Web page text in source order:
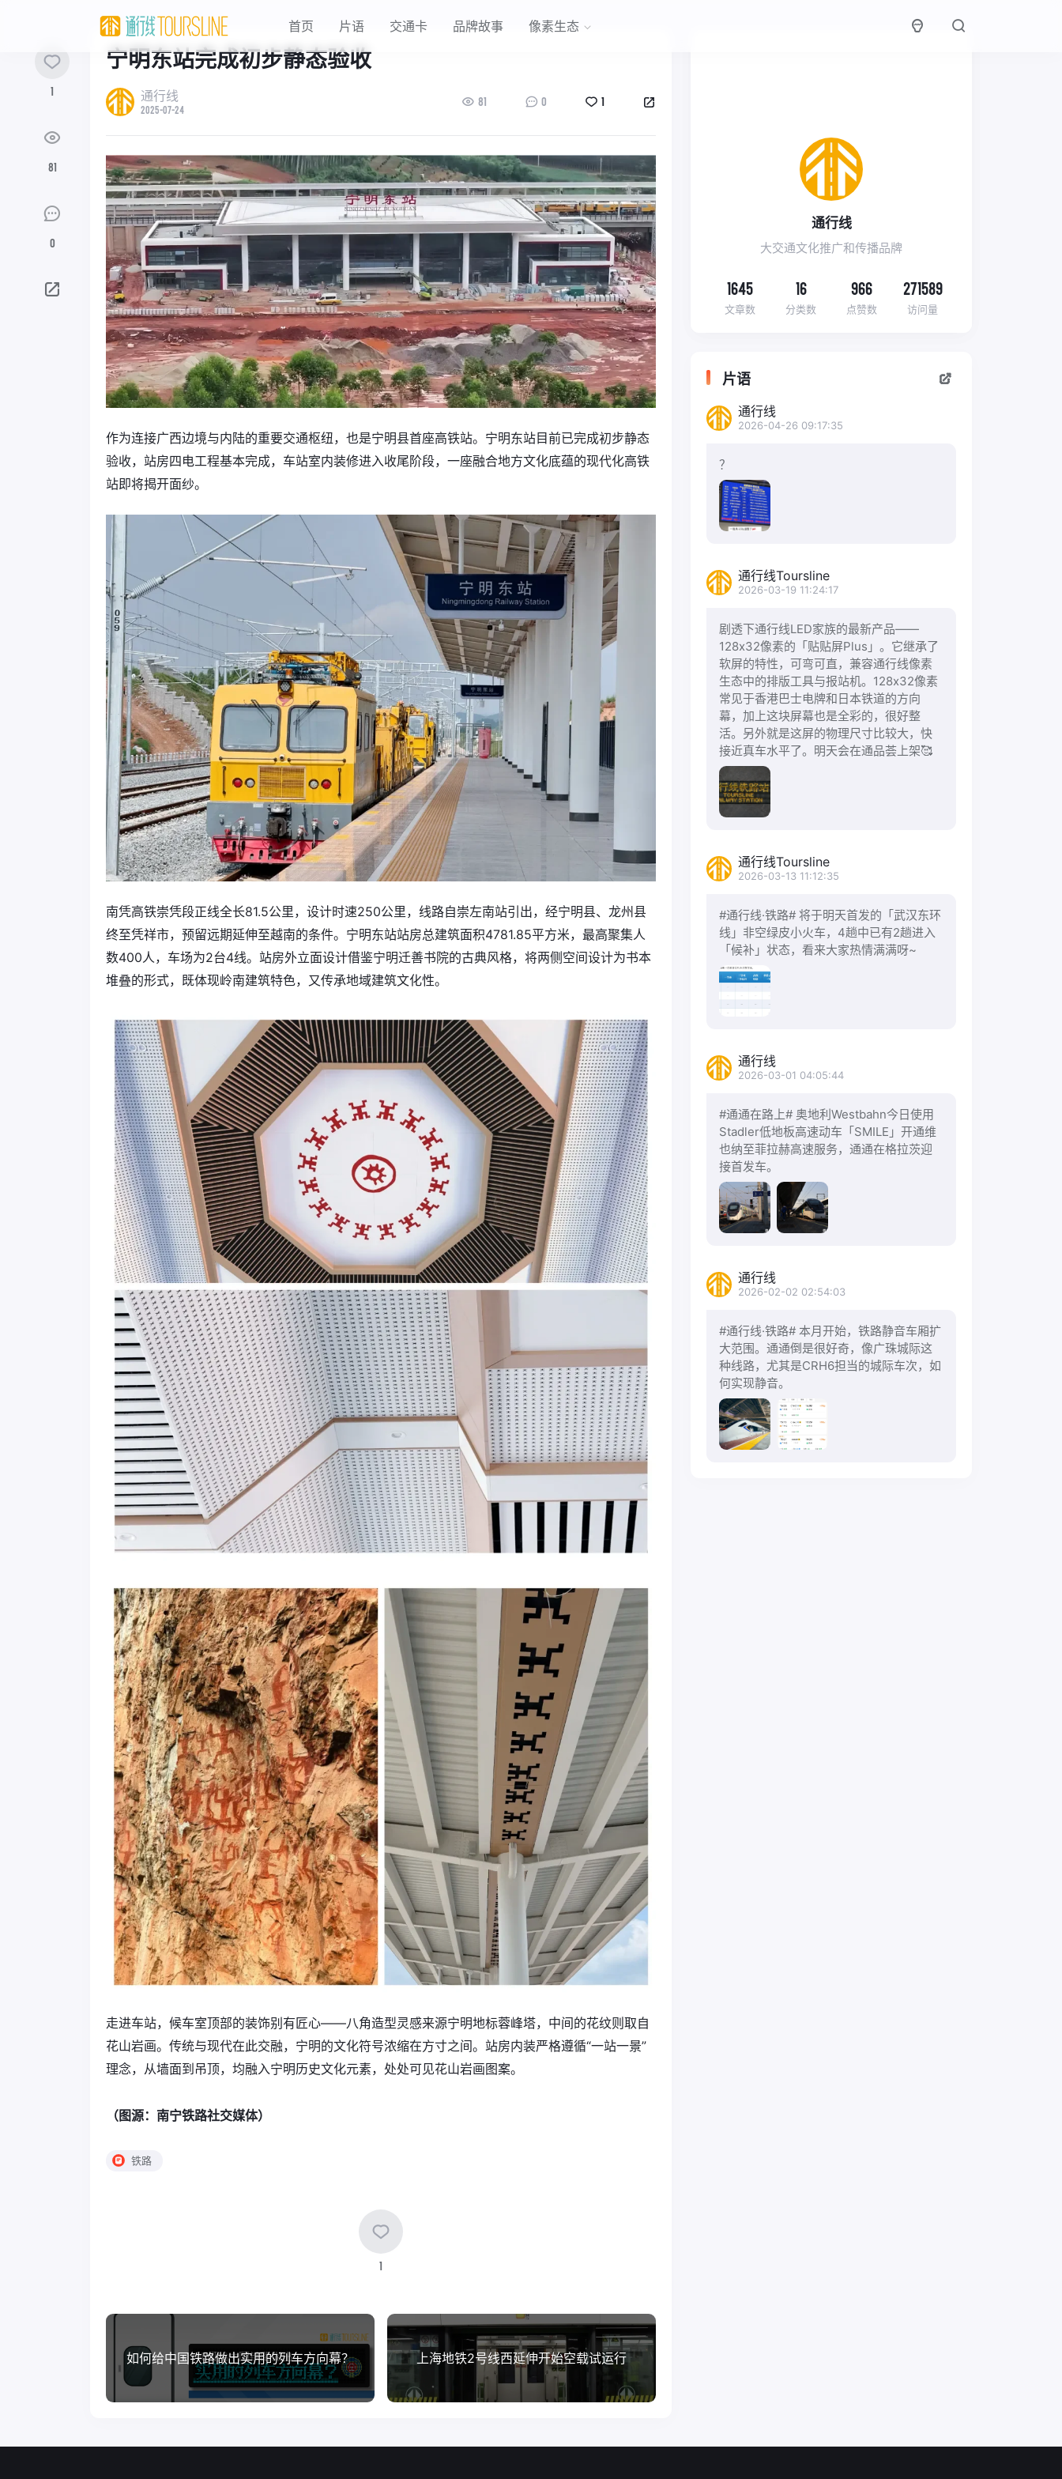
首页 片语 交通卡 品牌故事 像素生态
1
81
0
宁明东站完成初步静态验收
通行线
2025-07-24
81 0 1
作为连接广西边境与内陆的重要交通枢纽，也是宁明县首座高铁站。宁明东站目前已完成初步静态
验收，站房四电工程基本完成，车站室内装修进入收尾阶段，一座融合地方文化底蕴的现代化高铁
站即将揭开面纱。
南凭高铁崇凭段正线全长81.5公里，设计时速250公里，线路自崇左南站引出，经宁明县、龙州县
终至凭祥市，预留远期延伸至越南的条件。宁明东站站房总建筑面积4781.85平方米，最高聚集人
数400人，车场为2台4线。站房外立面设计借鉴宁明迁善书院的古典风格，将两侧空间设计为书本
堆叠的形式，既体现岭南建筑特色，又传承地域建筑文化性。
走进车站，候车室顶部的装饰别有匠心——八角造型灵感来源宁明地标蓉峰塔，中间的花纹则取自
花山岩画。传统与现代在此交融，宁明的文化符号浓缩在方寸之间。站房内装严格遵循“一站一景”
理念，从墙面到吊顶，均融入宁明历史文化元素，处处可见花山岩画图案。
（图源：南宁铁路社交媒体）
铁路
1
如何给中国铁路做出实用的列车方向幕？ 上海地铁2号线西延伸开始空载试运行
通行线
大交通文化推广和传播品牌
1645
文章数
16
分类数
966
点赞数
271589
访问量
片语
通行线
2026-04-26 09:17:35
？
通行线Toursline
2026-03-19 11:24:17
剧透下通行线LED家族的最新产品——
128x32像素的「贴贴屏Plus」。它继承了
软屏的特性，可弯可直，兼容通行线像素
生态中的排版工具与报站机。128x32像素
常见于香港巴士电牌和日本铁道的方向
幕，加上这块屏幕也是全彩的，很好整
活。另外就是这屏的物理尺寸比较大，快
接近真车水平了。明天会在通品荟上架🥰
通行线Toursline
2026-03-13 11:12:35
#通行线·铁路# 将于明天首发的「武汉东环
线」非空绿皮小火车，4趟中已有2趟进入
「候补」状态，看来大家热情满满呀~
通行线
2026-03-01 04:05:44
#通通在路上# 奥地利Westbahn今日使用
Stadler低地板高速动车「SMILE」开通维
也纳至菲拉赫高速服务，通通在格拉茨迎
接首发车。
通行线
2026-02-02 02:54:03
#通行线·铁路# 本月开始，铁路静音车厢扩
大范围。通通倒是很好奇，像广珠城际这
种线路，尤其是CRH6担当的城际车次，如
何实现静音。